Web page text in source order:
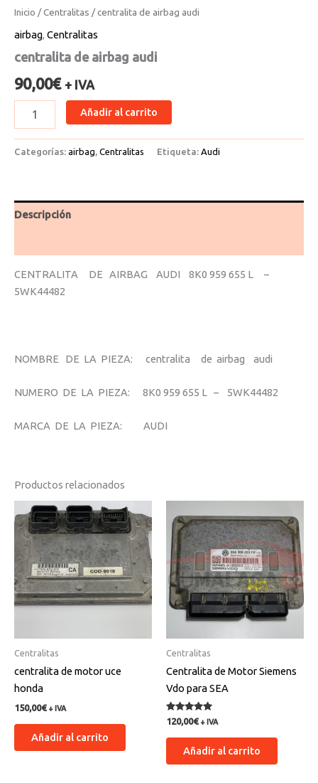
Inicio /Centralitas / centralita de airbag audi
airbag, Centralitas
centralita de airbag audi
90,00€ + IVA
Añadir al carrito
Categorías: airbag, Centralitas Etiqueta: Audi
Descripción
CENTRALITA DE AIRBAG AUDI 8K0 959 655 L –
5WK44482
NOMBRE DE LA PIEZA: centralita de airbag audi
NUMERO DE LA PIEZA: 8K0 959 655 L – 5WK44482
MARCA DE LA PIEZA: AUDI
Productos relacionados
Centralitas
centralita de motor uce
honda
150,00€ + IVA
Añadir al carrito
Centralitas
Centralita de Motor Siemens
Vdo para SEA
Valorado
con
5.00
120,00€ + IVA
Añadir al carrito